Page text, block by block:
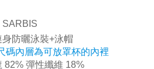
防曬泳裝+泳帽
為可放罩杯的內裡
82% 彈性纖維 18%